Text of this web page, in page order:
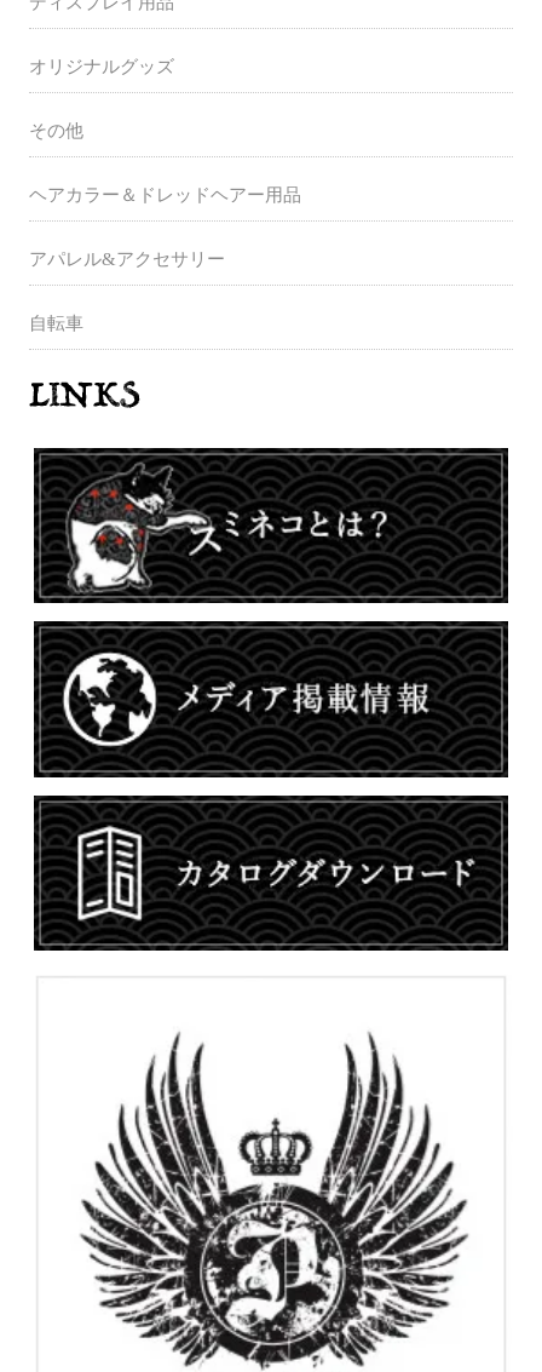
オリジナルグッズ
その他
ヘアカラー＆ドレッドヘアー用品
アパレル&アクセサリー
自転車